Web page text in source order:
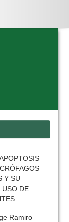
Y SU
USO DE
Ramiro